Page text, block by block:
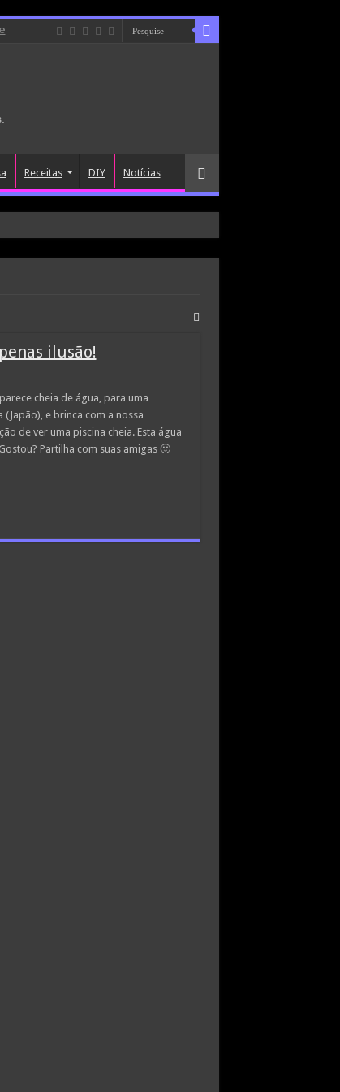
Receitas DIY Notícias
ilusão!
cheia de água, para uma
e brinca com a nossa
de ver uma piscina cheia. Esta água
Partilha com suas amigas 🙂